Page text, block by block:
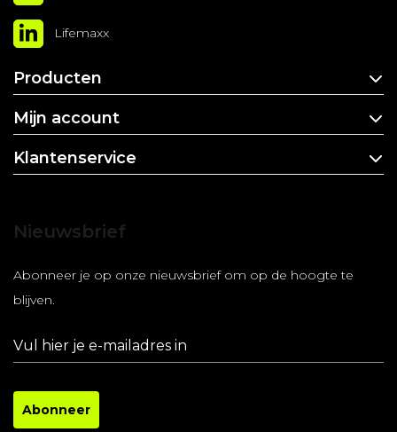
Lifemaxx
Producten
Mijn account
Klantenservice
Nieuwsbrief
Abonneer je op onze nieuwsbrief om op de hoogte te
blijven.
Abonneer